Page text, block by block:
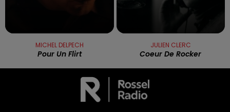
MICHEL DELPECH
Pour Un Flirt
JULIEN CLERC
Coeur De Rocker